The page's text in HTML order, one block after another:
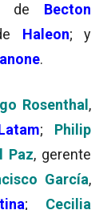
de Becton
Haleon; y
.
Rosenthal ,
; Philip
Paz, gerente
García,
; Cecilia